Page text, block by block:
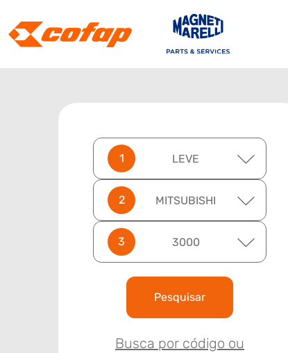
LEVE
MITSUBISHI
3000
Pesquisar
Busca por código ou